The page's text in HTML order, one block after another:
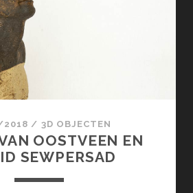
/ 3D OBJECTEN
OOSTVEEN EN
SEWPERSAD